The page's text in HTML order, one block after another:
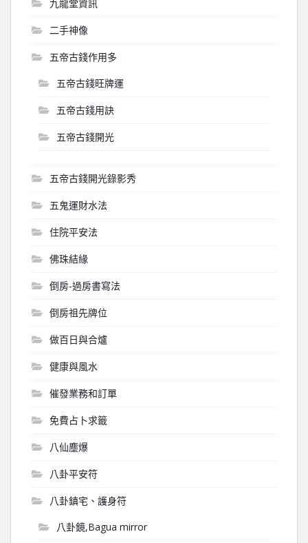
九龍堂資訊
二手神像
五帝古錢作用多
五帝古錢旺牌運
五帝古錢用訣
五帝古錢開光
五帝古錢開光錄影秀
五鬼運財水法
住院平安法
佛珠結緣
倒房-過房書寫法
倒房祖先牌位
做百日與合爐
健康與風水
催發業務和訂單
免費占卜求籤
八仙塵爆
八卦平安符
八卦鎮宅、護身符
八卦鏡,Bagua mirror